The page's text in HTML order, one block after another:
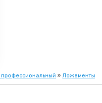
профессиональный » Ложементы